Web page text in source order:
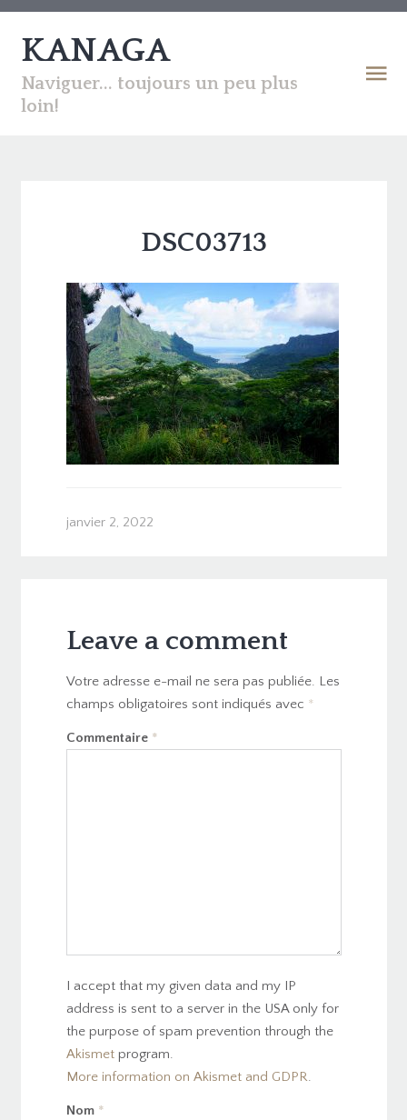
KANAGA
Naviguer... toujours un peu plus
loin!
DSC03713
janvier 2, 2022
Leave a comment
Votre adresse e-mail ne sera pas publiée. Les
champs obligatoires sont indiqués avec *
Commentaire *
I accept that my given data and my IP
address is sent to a server in the USA only for
the purpose of spam prevention through the
Akismetprogram.
More information on Akismet and GDPR.
Nom *